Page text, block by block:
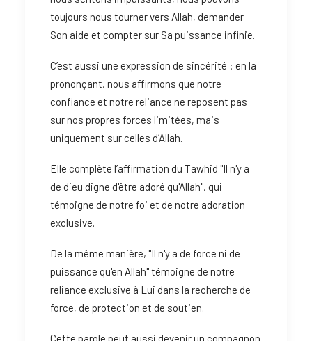
toujours nous tourner vers Allah, demander
Son aide et compter sur Sa puissance infinie.
C’est aussi une expression de sincérité : en la
prononçant, nous affirmons que notre
confiance et notre reliance ne reposent pas
sur nos propres forces limitées, mais
uniquement sur celles d’Allah.
Elle complète l’affirmation du Tawhid "Il n'y a
de dieu digne d'être adoré qu'Allah", qui
témoigne de notre foi et de notre adoration
exclusive.
De la même manière, "Il n'y a de force ni de
puissance qu'en Allah" témoigne de notre
reliance exclusive à Lui dans la recherche de
force, de protection et de soutien.